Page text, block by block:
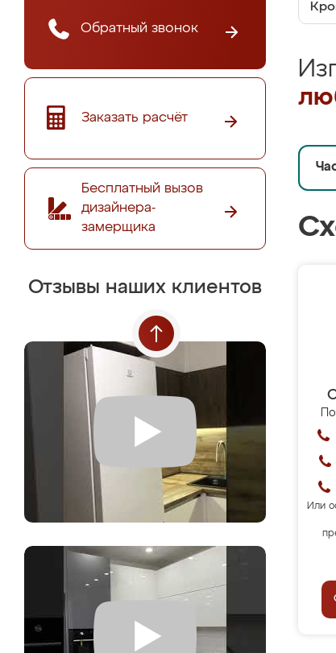
Обратный звонок
Заказать расчёт
Бесплатный вызов
дизайнера-
замерщика
Отзывы наших клиентов
Или